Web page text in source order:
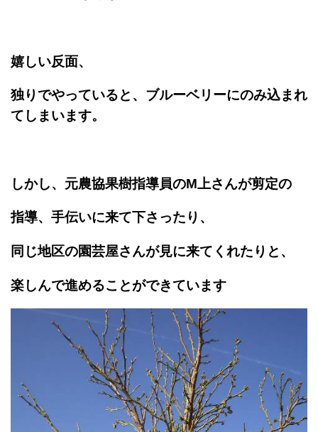
嬉しい反面、
独りでやっていると、ブルーベリーにのみ込まれ
てしまいます。
しかし、元農協果樹指導員のM上さんが剪定の
指導、手伝いに来て下さったり、
同じ地区の園芸屋さんが見に来てくれたりと、
楽しんで進めることができています